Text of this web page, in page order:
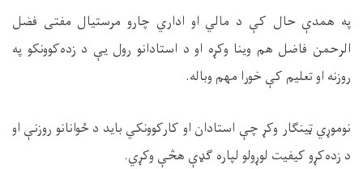
په همدې حال کې د مالي او اداري چارو مرستیال مفتی فضل
الرحمن فاضل هم وینا وکړه او د استادانو رول یې د زده‌کوونکو په
روزنه او تعلیم کې خورا مهم وباله.
نوموړي ټینګار وکړ چې استادان او کارکوونکي باید د ځوانانو روزنې او
د زده‌کړو کیفیت لوړولو لپاره ګډې هڅې وکړي.